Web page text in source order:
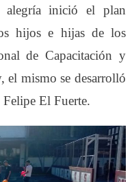
inició el plan
hijos e hijas de los
de Capacitación y
el mismo se desarrolló
Felipe El Fuerte.